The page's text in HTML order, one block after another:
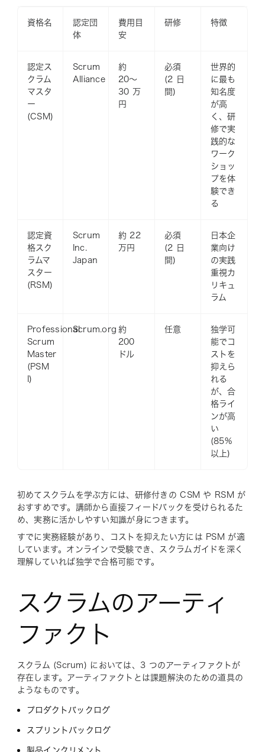
資格名
認定団
体
費用目
安
研修 特徴
認定ス
クラム
マスタ
ー
(CSM)
Scrum
Alliance
約
20〜
30 万
円
必須
(2 日
間)
世界的
に最も
知名度
が高
く、研
修で実
践的な
ワーク
ショッ
プを体
験でき
る
認定資
格スク
ラムマ
スター
(RSM)
Scrum
Inc.
Japan
約 22
万円
必須
(2 日
間)
日本企
業向け
の実践
重視カ
リキュ
ラム
Professional
Scrum
Master
(PSM
I)
Scrum.org 約
200
ドル
任意
独学可
能でコ
ストを
抑えら
れる
が、合
格ライ
ンが高
い
(85%
以上)
初めてスクラムを学ぶ方には、研修付きの CSM や RSM が
おすすめです。講師から直接フィードバックを受けられるた
め、実務に活かしやすい知識が身につきます。
すでに実務経験があり、コストを抑えたい方には PSM が適
しています。オンラインで受験でき、スクラムガイドを深く
理解していれば独学で合格可能です。
スクラムのアーティ
ファクト
スクラム (Scrum) においては、3 つのアーティファクトが
存在します。アーティファクトとは課題解決のための道具の
ようなものです。
プロダクトバックログ
スプリントバックログ
製品インクリメント